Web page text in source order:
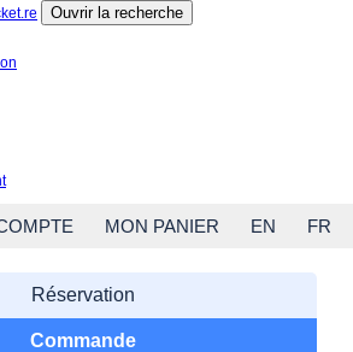
Ouvrir la recherche
FR
EN
MON PANIER
Réservation
Commande